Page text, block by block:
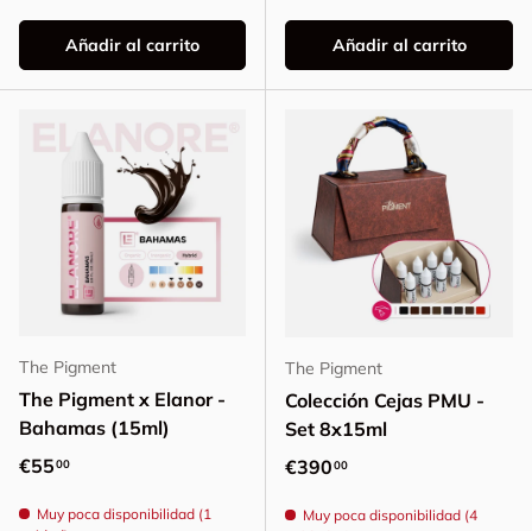
Añadir al carrito Añadir al carrito
The Pigment
The Pigment x Elanor -
Bahamas (15ml)
Precio normal
€5500
Muy poca disponibilidad (1
The Pigment
Colección Cejas PMU -
Set 8x15ml
Precio normal
€39000
Muy poca disponibilidad (4